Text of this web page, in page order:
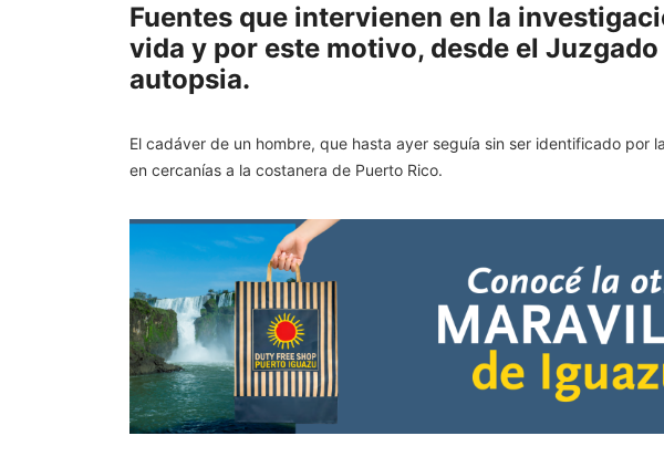
Fuentes que intervienen en la
vida y por este motivo, desde el
autopsia.
El cadáver de un hombre, que hasta ayer seguía sin ser identificado por
en cercanías a la costanera de Puerto Rico.